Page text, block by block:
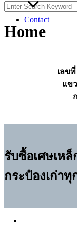
Contact
Search
for:
Home
เลข
แข
รับซื้อเศษเห
กระป๋องเก่า